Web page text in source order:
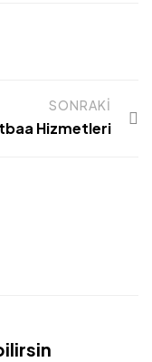
SONRAKI
Hizmetleri